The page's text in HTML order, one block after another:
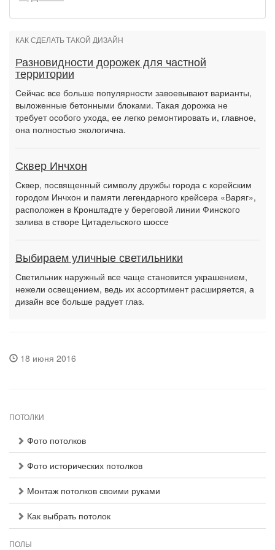
КАК СДЕЛАТЬ ТАКОЙ ДИЗАЙН
Разновидности дорожек для частной
территории
Сейчас все больше популярности завоевывают варианты,
выложенные бетонными блоками. Такая дорожка не
требует особого ухода, ее легко ремонтировать и, главное,
она полностью экологична.
Сквер Инчхон
Сквер, посвященный символу дружбы города с корейским
городом Инчхон и памяти легендарного крейсера «Варяг»,
расположен в Кронштадте у береговой линии Финского
залива в створе Цитадельского шоссе
Выбираем уличные светильники
Светильник наружный все чаще становится украшением,
нежели освещением, ведь их ассортимент расширяется, а
дизайн все больше радует глаз.
18 июня 2016
ПОТОЛКИ
Фото потолков
Фото исторических потолков
Монтаж потолков своими руками
Как выбрать потолок
ПОЛЫ